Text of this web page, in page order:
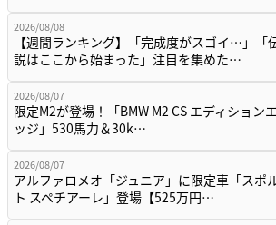
2026/08/08
【週間ランキング】「完成度がスゴイ…」「
説はここから始まった」注目を集めた…
2026/08/07
限定M2が登場！「BMW M2 CS エディションエ
ッジ」530馬力＆30k…
2026/08/07
アルファロメオ「ジュニア」に限定車「スポ
ト スペチアーレ」登場【525万円…